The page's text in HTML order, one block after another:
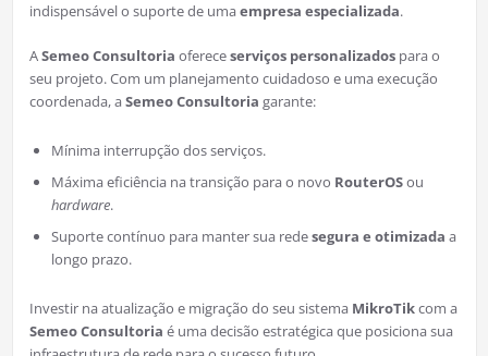
indispensável o suporte de umaempresa especializada.
ASemeo Consultoria ofereceserviços personalizadospara o
seu projeto. Com um planejamento cuidadoso e uma execução
coordenada, aSemeo Consultoria garante:
Mínima interrupção dos serviços.
Máxima eficiência na transição para o novo RouterOSou
hardware.
Suporte contínuo para manter sua redesegura e otimizada a
longo prazo.
Investir na atualização e migração do seu sistema MikroTikcom a
Semeo Consultoria é uma decisão estratégica que posiciona sua